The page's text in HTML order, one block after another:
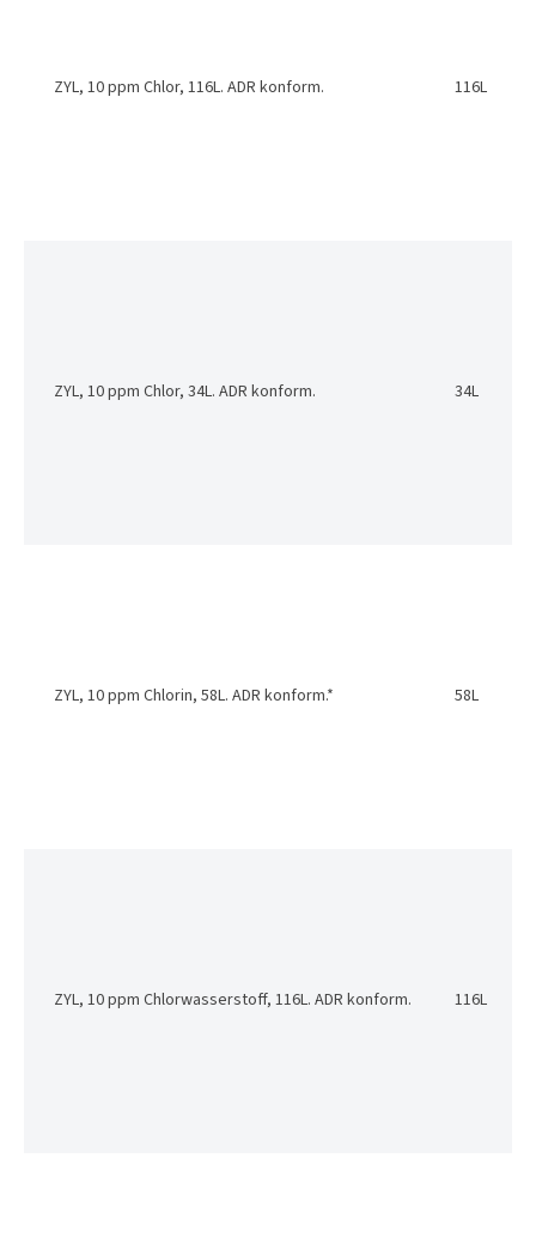
ZYL, 10 ppm Chlor, 116L. ADR konform. 116L
ZYL, 10 ppm Chlor, 34L. ADR konform. 34L
ZYL, 10 ppm Chlorin, 58L. ADR konform.* 58L
ZYL, 10 ppm Chlorwasserstoff, 116L. ADR konform. 116L